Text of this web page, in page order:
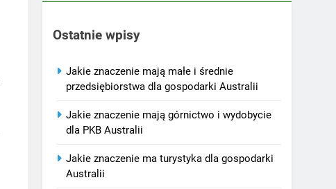
Ostatnie wpisy
Jakie znaczenie mają małe i średnie
przedsiębiorstwa dla gospodarki Australii
Jakie znaczenie mają górnictwo i wydobycie
dla PKB Australii
Jakie znaczenie ma turystyka dla gospodarki
Australii